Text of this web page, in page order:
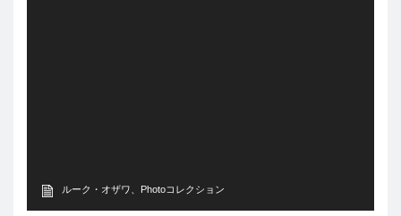
ルーク・オザワ、Photoコレクション